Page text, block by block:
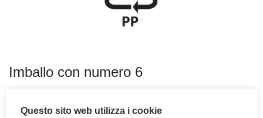
Imballo con numero 6
numero 6 indica il POLISTIROLO o POLISTIRENE
Questo sito web utilizza i cookie